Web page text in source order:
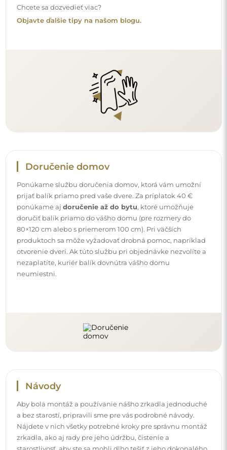
doručiť balík priamo do vášho domu (pre rozmery do
80×120 cm alebo s priemerom 100 cm). Pri väčších
produktoch sa môže vyžadovať drobná pomoc, napríklad
nezaplatíte, kuriér balík dovnútra vášho domu
Návody
Aby bola montáž a používanie nášho zrkadla jednoduché
a bez starostí, pripravili sme pre vás podrobné návody.
Nájdete v nich všetky potrebné kroky pre správnu montáž
zrkadla, ako aj rady pre jeho údržbu, čistenie a
starostlivosť, aby ste sa mohli dlho tešiť z jeho dokonalého
vzhľadu.
Pozrite si návody na montáž a používanie.
akciách, objavte interiérové trendy a nájdite nápady na
krásne interiéry. Pridajte sa do našej komunity a zistite,
čo si pre vás špeciálne pripravujeme!